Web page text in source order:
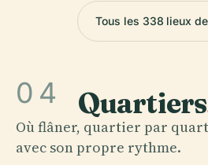
Tous les 338 lieux
04 Quartiers
Où flâner, quartier par
avec son propre rythme.